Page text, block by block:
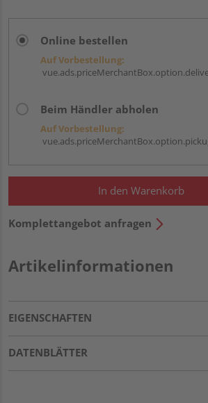
Online bestellen
Auf Vorbestellung:
Beim Händler abholen
Auf Vorbestellung:
In den Warenkorb
Komplettangebot anfragen
Artikelinformationen
EIGENSCHAFTEN
DATENBLÄTTER